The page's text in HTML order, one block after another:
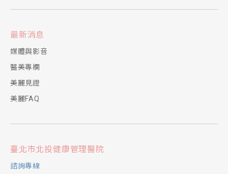
最新消息
媒體與影音
醫美專欄
美麗見證
美麗FAQ
臺北市北投健康管理醫院
諮詢專線